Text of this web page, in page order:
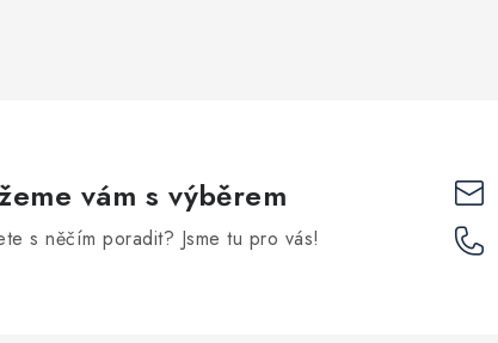
k
vám s výběrem
s něčím poradit? Jsme tu pro vás!